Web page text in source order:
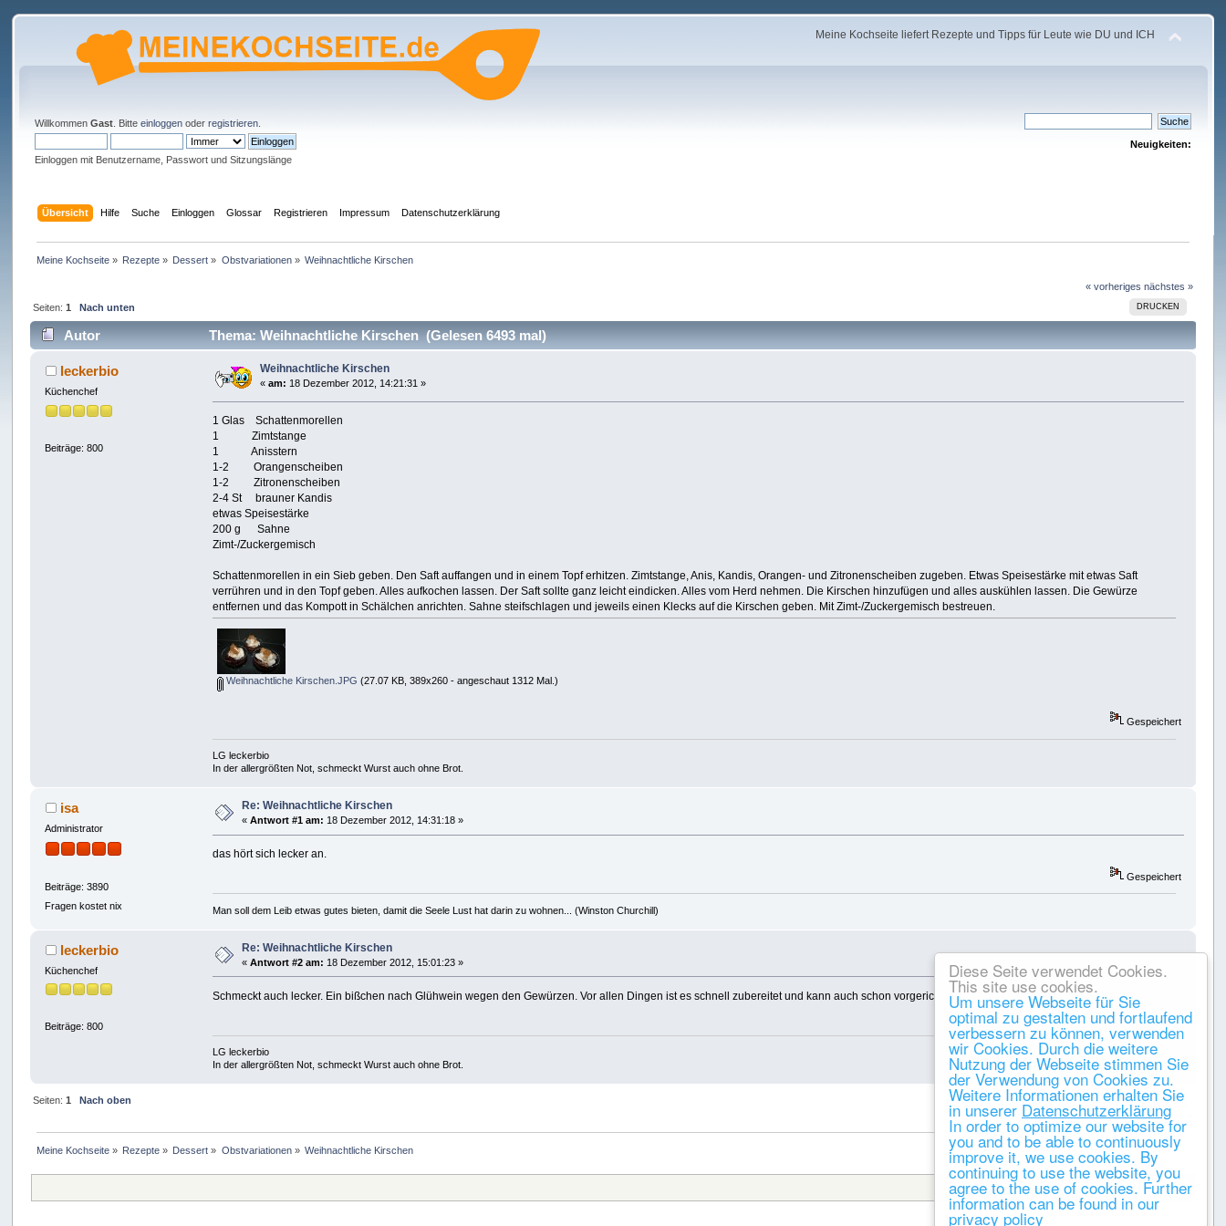
Diese Seite verwendet Cookies.
This site use cookies.
Um unsere Webseite für Sie
optimal zu gestalten und fortlaufend
verbessern zu können, verwenden
wir Cookies. Durch die weitere
Nutzung der Webseite stimmen Sie
der Verwendung von Cookies zu.
Weitere Informationen erhalten Sie
in unserer Datenschutzerklärung
In order to optimize our website for
you and to be able to continuously
improve it, we use cookies. By
continuing to use the website, you
agree to the use of cookies. Further
information can be found in our
privacy policy
Meine Kochseite liefert Rezepte und Tipps für Leute wie DU und ICH
WillkommenGast . Bitteeinloggen oderregistrieren
Einloggen mit Benutzername, Passwort und Sitzungslänge
Neuigkeiten:
Übersicht Hilfe Suche Einloggen Glossar Registrieren Impressum Datenschutzerklärung
Meine Kochseite» Rezepte » Dessert » Obstvariationen» Weihnachtliche Kirschen
« vorheriges nächstes »
DRUCKEN
Seiten: 1 Nach unten
Autor Thema: Weihnachtliche Kirschen (Gelesen 6493 mal)
leckerbio
Küchenchef
Beiträge: 800
Weihnachtliche Kirschen
«am: 18 Dezember 2012, 14:21:31 »
1 Glas Schattenmorellen
1 Zimtstange
1 Anisstern
1-2 Orangenscheiben
1-2 Zitronenscheiben
2-4 St brauner Kandis
etwas Speisestärke
200 g Sahne
Zimt-/Zuckergemisch
Schattenmorellen in ein Sieb geben. Den Saft auffangen und in einem Topf erhitzen. Zimtstange, Anis, Kandis, Orangen- und Zitronenscheiben zugeben. Etwas Speisestärke mit etwas Saft
verrühren und in den Topf geben. Alles aufkochen lassen. Der Saft sollte ganz leicht eindicken. Alles vom Herd nehmen. Die Kirschen hinzufügen und alles auskühlen lassen. Die Gewürze
entfernen und das Kompott in Schälchen anrichten. Sahne steifschlagen und jeweils einen Klecks auf die Kirschen geben. Mit Zimt-/Zuckergemisch bestreuen.
Weihnachtliche Kirschen.JPG (27.07 KB, 389x260 - angeschaut 1312 Mal.)
Gespeichert
LG leckerbio
In der allergrößten Not, schmeckt Wurst auch ohne Brot.
isa
Administrator
Beiträge: 3890
Fragen kostet nix
Re: Weihnachtliche Kirschen
«Antwort #1 am: 18 Dezember 2012, 14:31:18 »
das hört sich lecker an.
Gespeichert
Man soll dem Leib etwas gutes bieten, damit die Seele Lust hat darin zu wohnen... (Winston Churchill)
leckerbio
Küchenchef
Beiträge: 800
Re: Weihnachtliche Kirschen
«Antwort #2 am: 18 Dezember 2012, 15:01:23 »
Schmeckt auch lecker. Ein bißchen nach Glühwein wegen den Gewürzen. Vor allen Dingen ist es schnell zubereitet und kann auch schon vorgerichtet werden.
Gespeichert
LG leckerbio
In der allergrößten Not, schmeckt Wurst auch ohne Brot.
DRUCKEN
Seiten: 1
Nach oben
« vorheriges nächstes »
Meine Kochseite» Rezepte » Dessert » Obstvariationen» Weihnachtliche Kirschen
Gehe zu: